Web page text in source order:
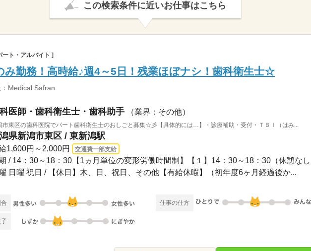
この検索条件に近いお仕事はこちら
ート・アルバイト ]
み勤務！高時給♪週4～5日！残業ほぼナシ！歯科衛生士☆
Medical Safran
医師・歯科衛生士・歯科助手 （業界：その他）
市東区の歯科医院でパート歯科衛生士のおしごと募集☆彡【具体的には…】・診療補助・受付・ＴＢＩ（はみ...
県新潟市東区 / 東新潟駅
1,600円～2,000円 交通費一部支給
/ 14：30～18：30【1ヵ月単位の変形労働時間制】【１】14：30～18：30（休憩な
日曜 祝日 / 【休日】木、日、祝日、その他【有給休暇】（初年度6ヶ月経過後か...
仕事の仕方